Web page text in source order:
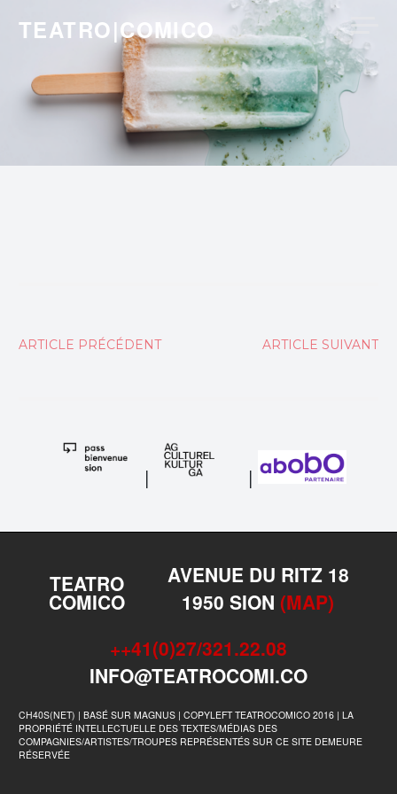
content
TEATRO|COMICO
Navigation
ARTICLE PRÉCÉDENT ARTICLE SUIVANT
| |
TEATRO
COMICO
AVENUE DU RITZ 18
1950 SION (MAP)
++41(0)27/321.22.08
INFO@TEATROCOMI.CO
CH40S(NET) | BASÉ SUR MAGNUS | COPYLEFT TEATROCOMICO 2016 | LA
PROPRIÉTÉ INTELLECTUELLE DES TEXTES/MÉDIAS DES
COMPAGNIES/ARTISTES/TROUPES REPRÉSENTÉS SUR CE SITE DEMEURE
RÉSERVÉE